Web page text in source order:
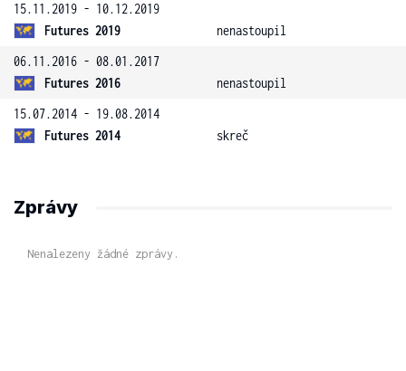
15.11.2019 - 10.12.2019
Futures 2019
nenastoupil
06.11.2016 - 08.01.2017
Futures 2016
nenastoupil
15.07.2014 - 19.08.2014
Futures 2014
skreč
Zprávy
Nenalezeny žádné zprávy.